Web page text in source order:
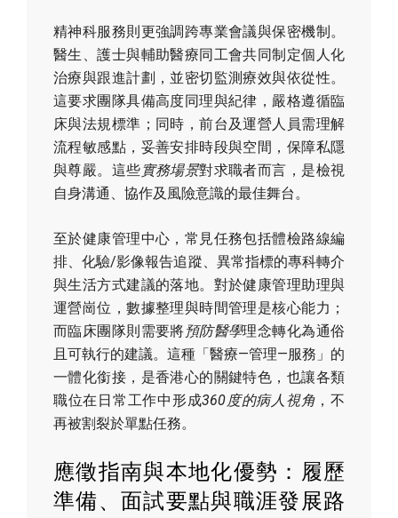
精神科服務則更強調跨專業會議與保密機制。
醫生、護士與輔助醫療同工會共同制定個人化
治療與跟進計劃，並密切監測療效與依從性。
這要求團隊具備高度同理與紀律，嚴格遵循臨
床與法規標準；同時，前台及運營人員需理解
流程敏感點，妥善安排時段與空間，保障私隱
與尊嚴。這些實務場景對求職者而言，是檢視
自身溝通、協作及風險意識的最佳舞台。
至於健康管理中心，常見任務包括體檢路線編
排、化驗/影像報告追蹤、異常指標的專科轉介
與生活方式建議的落地。對於健康管理助理與
運營崗位，數據整理與時間管理是核心能力；
而臨床團隊則需要將預防醫學理念轉化為通俗
且可執行的建議。這種「醫療—管理—服務」的
一體化銜接，是香港心的關鍵特色，也讓各類
職位在日常工作中形成360度的病人視角 ，不
再被割裂於單點任務。
應徵指南與本地化優勢：履歷
準備、面試要點與職涯發展路